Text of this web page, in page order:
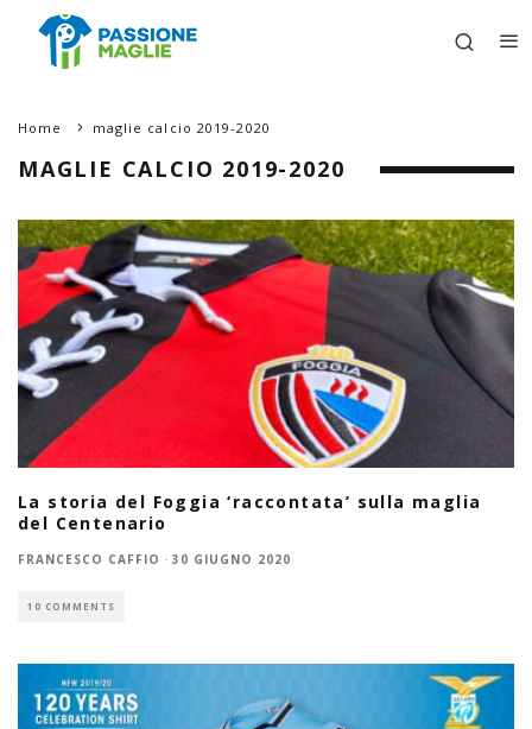
Home maglie calcio 2019-2020
MAGLIE CALCIO 2019-2020
La storia del Foggia ‘raccontata’ sulla maglia
del Centenario
FRANCESCO CAFFIO · 30 GIUGNO 2020
10 COMMENTS